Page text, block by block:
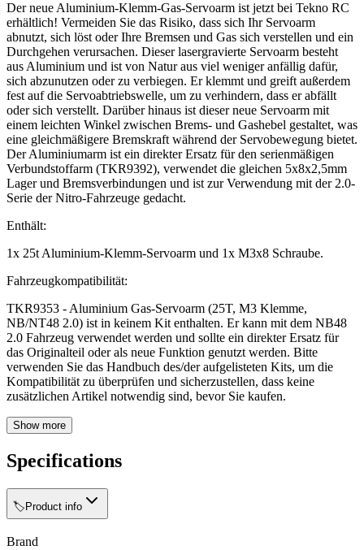
Der neue Aluminium-Klemm-Gas-Servoarm ist jetzt bei Tekno RC
erhältlich! Vermeiden Sie das Risiko, dass sich Ihr Servoarm
abnutzt, sich löst oder Ihre Bremsen und Gas sich verstellen und ein
Durchgehen verursachen. Dieser lasergravierte Servoarm besteht
aus Aluminium und ist von Natur aus viel weniger anfällig dafür,
sich abzunutzen oder zu verbiegen. Er klemmt und greift außerdem
fest auf die Servoabtriebswelle, um zu verhindern, dass er abfällt
oder sich verstellt. Darüber hinaus ist dieser neue Servoarm mit
einem leichten Winkel zwischen Brems- und Gashebel gestaltet, was
eine gleichmäßigere Bremskraft während der Servobewegung bietet.
Der Aluminiumarm ist ein direkter Ersatz für den serienmäßigen
Verbundstoffarm (TKR9392), verwendet die gleichen 5x8x2,5mm
Lager und Bremsverbindungen und ist zur Verwendung mit der 2.0-
Serie der Nitro-Fahrzeuge gedacht.
Enthält:
1x 25t Aluminium-Klemm-Servoarm und 1x M3x8 Schraube.
Fahrzeugkompatibilität:
TKR9353 - Aluminium Gas-Servoarm (25T, M3 Klemme,
NB/NT48 2.0) ist in keinem Kit enthalten. Er kann mit dem NB48
2.0 Fahrzeug verwendet werden und sollte ein direkter Ersatz für
das Originalteil oder als neue Funktion genutzt werden. Bitte
verwenden Sie das Handbuch des/der aufgelisteten Kits, um die
Kompatibilität zu überprüfen und sicherzustellen, dass keine
zusätzlichen Artikel notwendig sind, bevor Sie kaufen.
Show more
Specifications
🏷️ Product info
Brand